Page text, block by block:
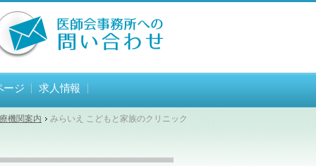
ージ 求人情報
機関案内 みらいえ こどもと家族のクリニック